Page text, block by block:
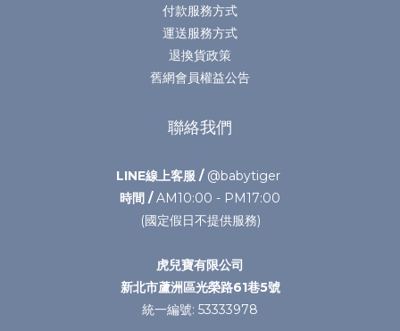
付款服務方式
運送服務方式
退換貨政策
舊網會員權益公告
聯絡我們
LINE線上客服 / @babytiger
時間 /AM10:00 - PM17:00
(國定假日不提供服務)
虎兒寶有限公司
新北市蘆洲區光榮路61巷5號
統一編號: 53333978